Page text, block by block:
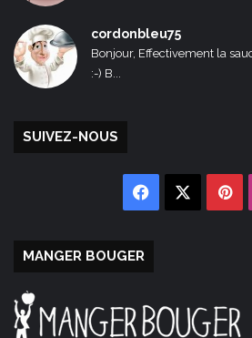
cordonbleu75
Bonjour, Effectivement la
:-) B...
SUIVEZ-NOUS
Facebook
MANGER BOUGER